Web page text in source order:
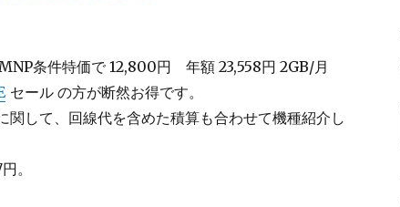
条件特価で 12,800円 年額 23,558円 2GB/月
セール の方が断然お得です。
て、回線代を含めた積算も合わせて機種紹介し
。